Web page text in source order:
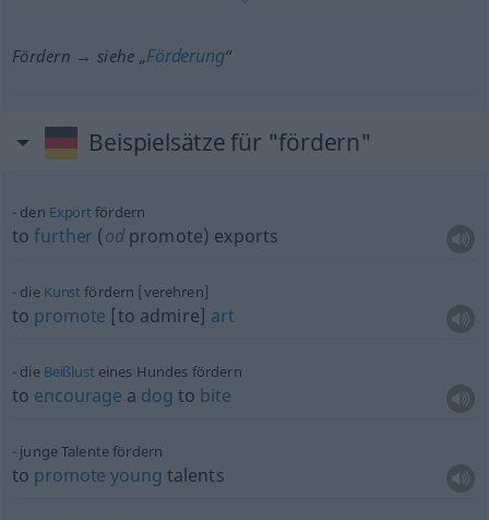
Fördern → siehe „Förderung“
Beispielsätze für "fördern"
den Export fördern
tofurther (odpromote) exports
die Kunst fördern [verehren]
to promote [to admire] art
die Beißlust eines Hundes fördern
to encourage a dog to bite
junge Talente fördern
to promote young talents